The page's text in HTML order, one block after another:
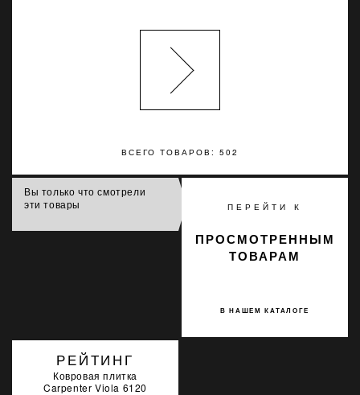
ВСЕГО ТОВАРОВ: 502
Вы только что смотрели
эти товары
ПЕРЕЙТИ К
В НАШЕМ КАТАЛОГЕ
ПРОСМОТРЕННЫМ
ТОВАРАМ
РЕЙТИНГ
Ковровая плитка
Carpenter Viola 6120